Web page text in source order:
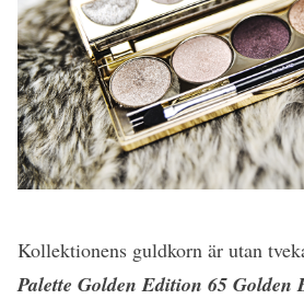
Kollektionens guldkorn är utan
Palette Golden Edition 65 Golden